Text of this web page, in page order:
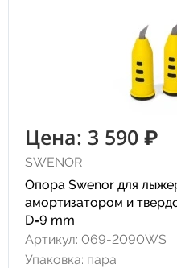
Цена: 3 590 ₽
SWENOR
Опора Swenor для
амортизатором и
D=9 mm
Артикул: 069-2090WS
Упаковка: пара